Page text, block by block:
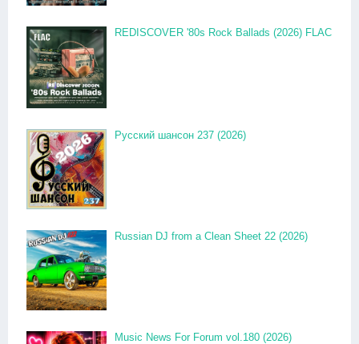
REDISCOVER '80s Rock Ballads (2026) FLAC
Русский шансон 237 (2026)
Russian DJ from a Clean Sheet 22 (2026)
Music News For Forum vol.180 (2026)